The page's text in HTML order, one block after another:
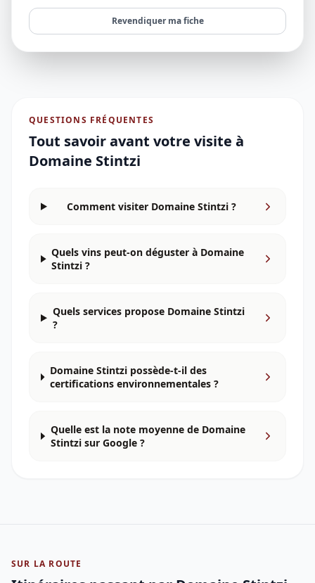
Revendiquer ma fiche
QUESTIONS FRÉQUENTES
Tout savoir avant votre visite à
Domaine Stintzi
Comment visiter Domaine Stintzi ?
Quels vins peut-on déguster à Domaine
Stintzi ?
Quels services propose Domaine Stintzi
?
Domaine Stintzi possède-t-il des
certifications environnementales ?
Quelle est la note moyenne de Domaine
Stintzi sur Google ?
SUR LA ROUTE